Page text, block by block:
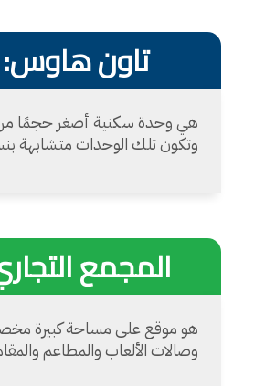
تاون هاوس:
هي وحدة سكنية أصغر حجمًا من
وتكون تلك الوحدات متشابهة
المجمع
هو موقع على مساحة كبيرة مخصص
وصالات الألعاب والمطاعم